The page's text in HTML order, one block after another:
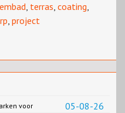
, terras, coating,
, project
05-08-26
voor